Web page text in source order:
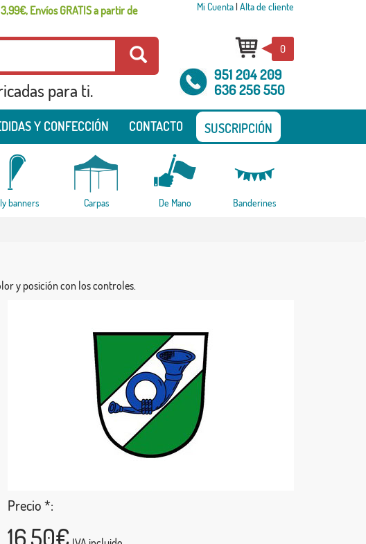
Envíos GRATIS a partir de
Mi Cuenta| Alta de cliente
para ti.
0
951 204 209
636 256 550
Y CONFECCIÓN CONTACTO SUSCRIPCIÓN
banners Carpas De Mano Banderines
y posición con los controles.
Precio *:
16.50€